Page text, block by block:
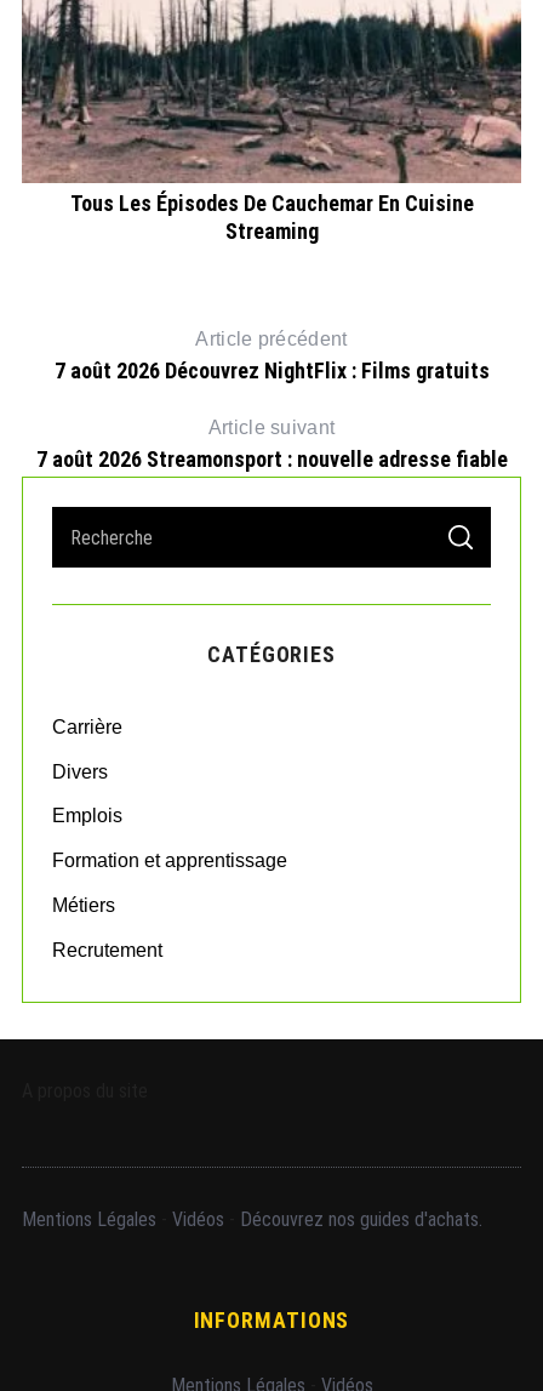
Tous Les Épisodes De Cauchemar En Cuisine
Streaming
Article précédent
7 août 2026 Découvrez NightFlix : Films gratuits
Article suivant
7 août 2026 Streamonsport : nouvelle adresse fiable
r
o
:
S
A
C
CATÉGORIES
Carrière
Divers
Emplois
Formation et apprentissage
Métiers
Recrutement
Mentions Légales Vidéos Découvrez nos guides d'achats.
INFORMATIONS
Mentions Légales Vidéos